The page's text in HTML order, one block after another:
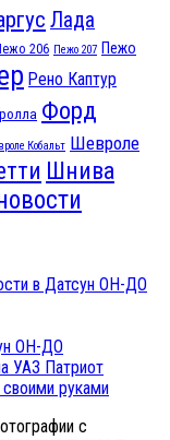
Лада
206 Пежо 207 Пежо
Рено Каптур
Форд
Кобальт Шевроле
Шнива
в Датсун ОН-ДО
ОН-ДО
УАЗ Патриот
руками
с